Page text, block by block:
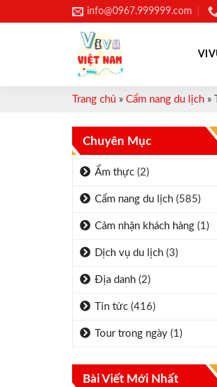
to
info@0967.999999.com
Trang chủ » Cẩm nang du lịch »
Chuyên Mục
Ẩm thực (2)
Cẩm nang du lịch (585)
Cảm nhận khách hàng (1)
Dịch vụ du lịch (3)
Địa danh (2)
Tin tức (416)
Tour trong ngày (1)
Bài Viết Mới Nhất